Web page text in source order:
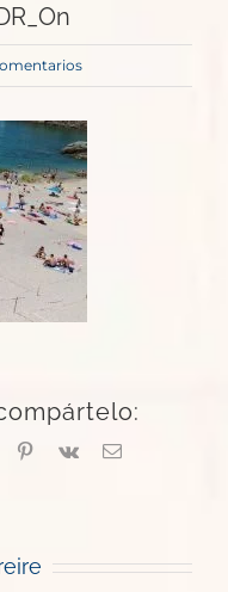
TumblrPinterest
Vk
Correo